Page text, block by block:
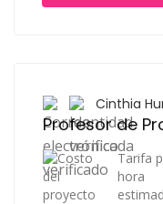
Cinthia
Profesor de
Tarifa
hora